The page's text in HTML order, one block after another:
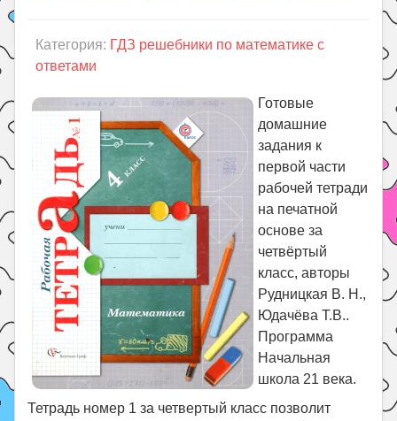
Праздники
Летом!
Поиск
Категория: ГДЗ решебники по математике с
ответами
Готовые
домашние
задания к
первой части
рабочей тетради
на печатной
основе за
четвёртый
класс, авторы
Рудницкая В. Н.,
Юдачёва Т.В..
Программа
Начальная
школа 21 века.
Тетрадь номер 1 за четвертый класс позволит